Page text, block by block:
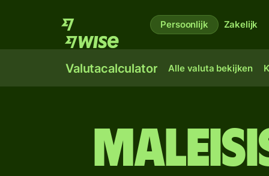
Persoonlijk Zakelijk
Valutacalculator Alle valuta bekijken